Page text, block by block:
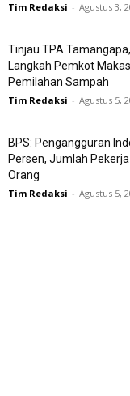
Tim Redaksi - Agustus 3,
Tinjau TPA
Langkah Pemkot
Pemilahan Sampah
Tim Redaksi - Agustus 5,
BPS: Pengangguran
Persen, Jumlah
Orang
Tim Redaksi - Agustus 5,